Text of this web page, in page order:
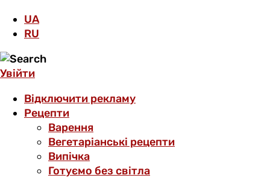
UA
RU
Увійти
Відключити рекламу
Рецепти
Варення
Вегетаріанські рецепти
Випічка
Готуємо без світла